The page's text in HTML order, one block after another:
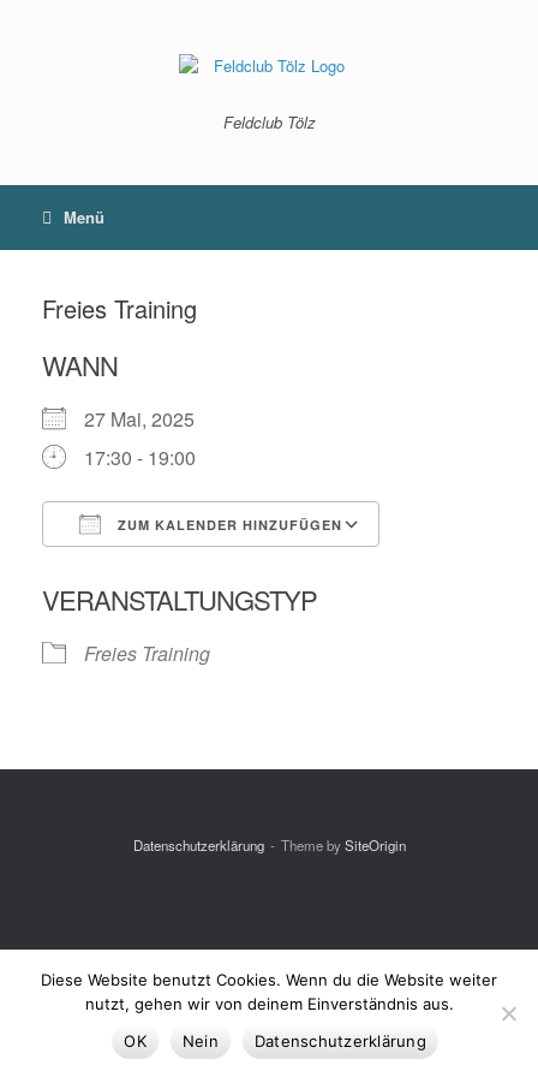
Feldclub Tölz
Menü
Freies Training
WANN
27 Mai, 2025
17:30 - 19:00
ZUM KALENDER HINZUFÜGEN
VERANSTALTUNGSTYP
Freies Training
Datenschutzerklärung Theme bySiteOrigin
Diese Website benutzt Cookies. Wenn du die Website weiter
nutzt, gehen wir von deinem Einverständnis aus.
OK
Nein Datenschutzerklärung